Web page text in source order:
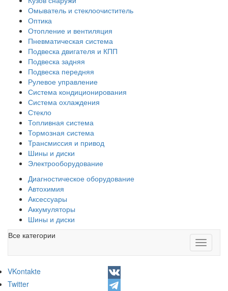
Омыватель и стеклоочиститель
Оптика
Отопление и вентиляция
Пневматическая система
Подвеска двигателя и КПП
Подвеска задняя
Подвеска передняя
Рулевое управление
Система кондиционирования
Система охлаждения
Стекло
Топливная система
Тормозная система
Трансмиссия и привод
Шины и диски
Электрооборудование
Диагностическое оборудование
Автохимия
Аксессуары
Аккумуляторы
Шины и диски
Toggle
Все категории
VKontakte
Twitter